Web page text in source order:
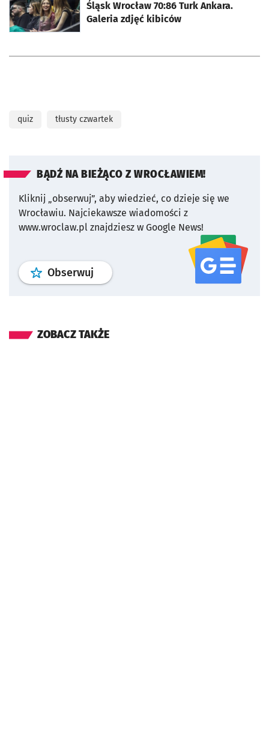
Śląsk Wrocław 70:86 Turk Ankara.
Galeria zdjęć kibiców
quiz tłusty czwartek
BĄDŹ NA BIEŻĄCO Z WROCŁAWIEM!
Kliknij „obserwuj”, aby wiedzieć, co dzieje się we
Wrocławiu. Najciekawsze wiadomości z
www.wroclaw.pl znajdziesz w Google News!
Obserwuj profil serwisu
ZOBACZ TAKŻE